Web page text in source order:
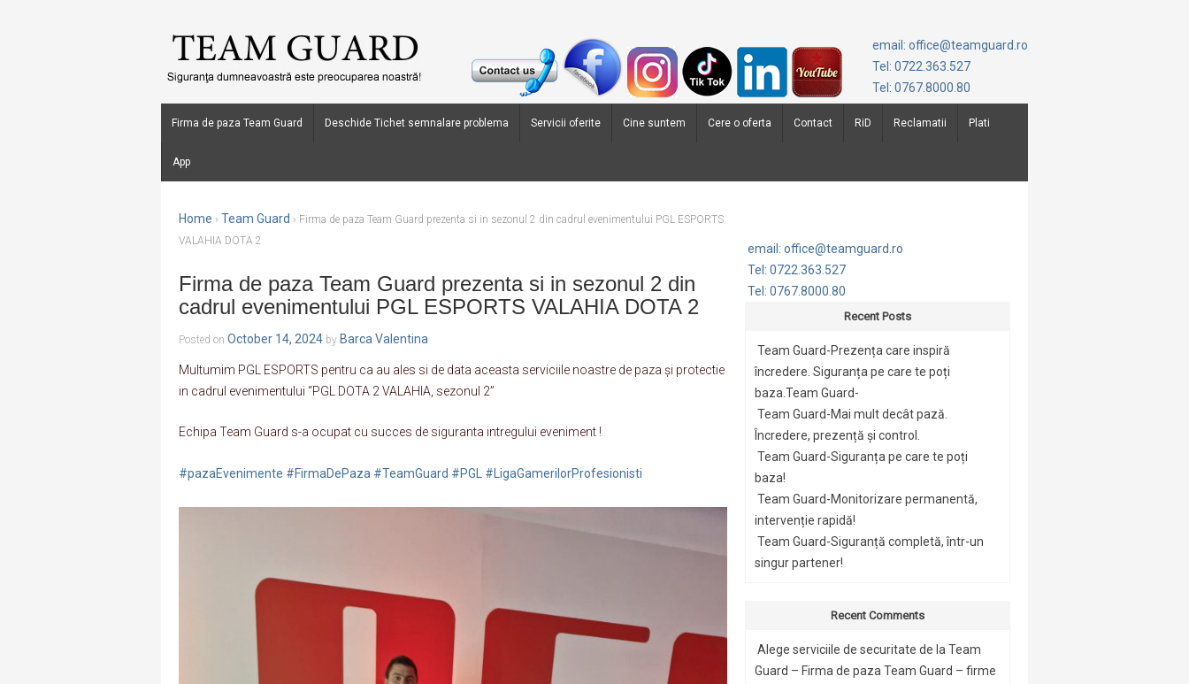
email: office@teamguard.ro
Tel: 0722.363.527
Tel: 0767.8000.80
Firma de paza Team Guard Deschide Tichet semnalare problema Servicii oferite Cine suntem Cere o oferta Contact RiD Reclamatii Plati
App
Home › Team Guard › Firma de paza Team Guard prezenta si in sezonul 2 din cadrul evenimentului PGL ESPORTS
VALAHIA DOTA 2
Firma de paza Team Guard prezenta si in sezonul 2 din
cadrul evenimentului PGL ESPORTS VALAHIA DOTA 2
Posted on October 14, 2024 by Barca Valentina
Multumim PGL ESPORTS pentru ca au ales si de data aceasta serviciile noastre de paza și protectie
in cadrul evenimentului “PGL DOTA 2 VALAHIA, sezonul 2”
Echipa Team Guard s-a ocupat cu succes de siguranta intregului eveniment !
#pazaEvenimente #FirmaDePaza #TeamGuard #PGL #LigaGamerilorProfesionisti
email: office@teamguard.ro
Tel: 0722.363.527
Tel: 0767.8000.80
Recent Posts
Team Guard-Prezența care inspiră
încredere. Siguranța pe care te poți
baza.Team Guard-
Team Guard-Mai mult decât pază.
Încredere, prezență și control.
Team Guard-Siguranța pe care te poți
baza!
Team Guard-Monitorizare permanentă,
intervenție rapidă!
Team Guard-Siguranță completă, într-un
singur partener!
Recent Comments
Alege serviciile de securitate de la Team
Guard – Firma de paza Team Guard – firme